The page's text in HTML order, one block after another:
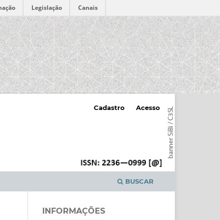
Legislação Canais
BUSCAR
Cadastro Acesso
INFORMAÇÕES